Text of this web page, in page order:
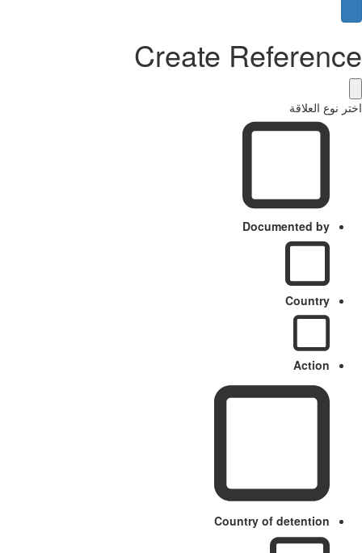
Create Reference
اختر نوع العلاقة
Documented by
Country
Action
Country of detention